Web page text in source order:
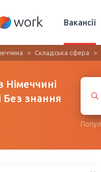
Вакансії
Складська сфера
Німеччині
Без знання